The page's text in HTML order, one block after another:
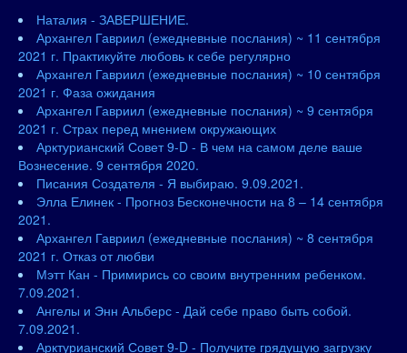
Наталия - ЗАВЕРШЕНИЕ.
Архангел Гавриил (ежедневные послания) ~ 11 сентября
2021 г. Практикуйте любовь к себе регулярно
Архангел Гавриил (ежедневные послания) ~ 10 сентября
2021 г. Фаза ожидания
Архангел Гавриил (ежедневные послания) ~ 9 сентября
2021 г. Страх перед мнением окружающих
Арктурианский Совет 9-D - В чем на самом деле ваше
Вознесение. 9 сентября 2020.
Писания Создателя - Я выбираю. 9.09.2021.
Элла Елинек - Прогноз Бесконечности на 8 – 14 сентября
2021.
Архангел Гавриил (ежедневные послания) ~ 8 сентября
2021 г. Отказ от любви
Мэтт Кан - Примирись со своим внутренним ребенком.
7.09.2021.
Ангелы и Энн Альберс - Дай себе право быть собой.
7.09.2021.
Арктурианский Совет 9-D - Получите грядущую загрузку